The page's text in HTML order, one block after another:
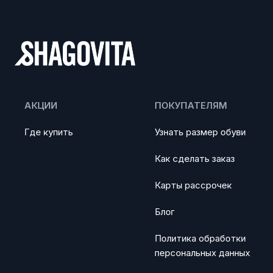
АКЦИИ
Где купить
ПОКУПАТЕЛЯМ
Узнать размер обуви
Как сделать заказ
Карты рассрочек
Блог
Политика обработки
персональных данных